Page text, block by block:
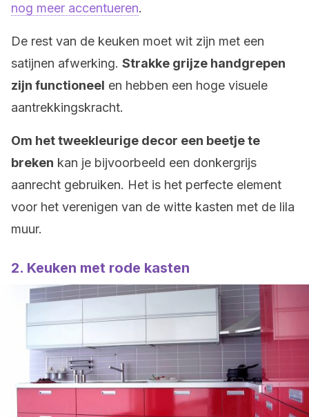
nog meer accentueren.
De rest van de keuken moet wit zijn met een
satijnen afwerking. Strakke grijze handgrepen
zijn functioneel en hebben een hoge visuele
aantrekkingskracht.
Om het tweekleurige decor een beetje te
breken kan je bijvoorbeeld een donkergrijs
aanrecht gebruiken. Het is het perfecte element
voor het verenigen van de witte kasten met de lila
muur.
2. Keuken met rode kasten